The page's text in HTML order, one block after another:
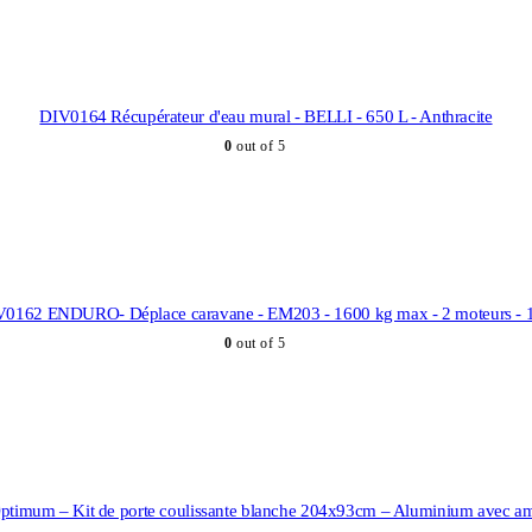
DIV0164 Récupérateur d'eau mural - BELLI - 650 L - Anthracite
0 out of 5
ENDURO- Déplace caravane - EM203 - 1600 kg max - 2 moteurs -
0 out of 5
– Kit de porte coulissante blanche 204x93cm – Aluminium avec